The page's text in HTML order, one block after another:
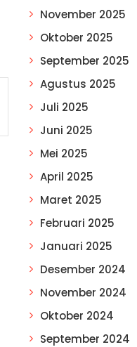
November 2025
Oktober 2025
September 2025
Agustus 2025
Juli 2025
Juni 2025
Mei 2025
April 2025
Maret 2025
Februari 2025
Januari 2025
Desember 2024
November 2024
Oktober 2024
September 2024